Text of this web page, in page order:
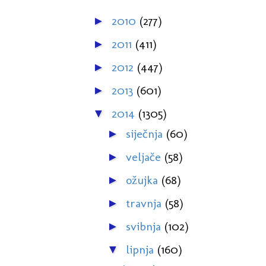
► 2010 (277)
► 2011 (411)
► 2012 (447)
► 2013 (601)
▼ 2014 (1305)
► siječnja (60)
► veljače (58)
► ožujka (68)
► travnja (58)
► svibnja (102)
▼ lipnja (160)